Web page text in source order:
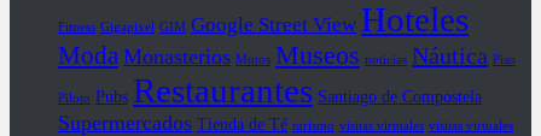
Fitness Gigapixel GIM Google Street View Hoteles
Moda Monasterios Motos Museos noticias Náutica Piso
Piloto Pubs Restaurantes Santiago de Compostela
Supermercados Tienda de Té turismo visitas virtuales visitas virtuales